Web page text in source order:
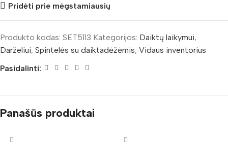
Pridėti prie mėgstamiausių
Produkto kodas: SET5113 Kategorijos: Daiktų laikymui,
Darželiui, Spintelės su daiktadėžėmis, Vidaus inventorius
Pasidalinti:
Panašūs produktai